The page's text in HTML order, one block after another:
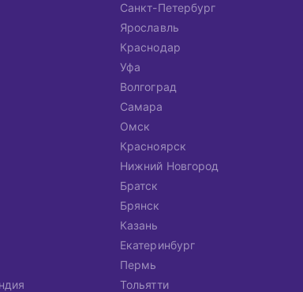
Санкт-Петербург
Ярославль
Краснодар
Уфа
Волгоград
Самара
Омск
Красноярск
Нижний Новгород
Братск
Брянск
Казань
Екатеринбург
Пермь
Тольятти